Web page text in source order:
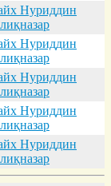
Нуриддин
Нуриддин
Нуриддин
Нуриддин
Нуриддин